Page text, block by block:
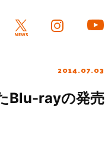
2014.07.03
Blu-rayの発売